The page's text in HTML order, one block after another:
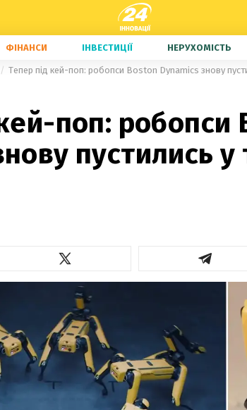
ФІНАНСИ ІНВЕСТИЦІЇ НЕРУХОМІСТЬ
Тепер під кей-поп: робопси Boston Dynamics знову
поп: робопси
пустились у